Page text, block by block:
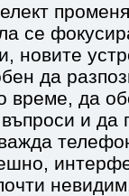
се
новите
да
време, да
и да